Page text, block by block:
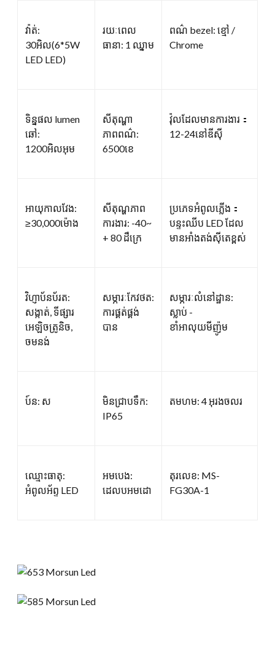
វ៉ាត់:
30អិល(6*5W
LED LED)
រយៈពេល
ធានា: 1 ឈ្នាម
ពណ៌ bezel: ខ្មៅ /
Chrome
ទិន្នផល lumen
ឆៅ:
1200អិលអុម
សីតុណ្ហា
ភាពពណ៌:
6500ខេ
វ៉ុលដែលមានការងារ：
12-24នៅឌីស៊ី
អាយុកាលវែង:
≥30,000ម៉ោង
សីតុណ្ហភាព
ការងារ: -40~
+ 80 ដឺក្រេ
ប្រភេទអំពូលភ្លើង：
បន្ទះឈីប LED ដែល
មានអាំងតង់ស៊ីតេខ្ពស់
វិហ្ញាប័នប័រត:
សង្កាត់, ទីផ្សារ
អេឡិចត្រូនិច,
ចមនង់
សម្ភារៈកែវថត:
ការផ្គត់ផ្គង់
បាន
សម្ភារៈលំនៅដ្ឋាន:
ស្លាប់ -
ខាំអាលុយមីញ៉ូម
ប៍ន: ស
មិនជ្រាបទឹក:
IP65
តមហម: 4 អុរងចលរ
ឈ្មោះធាតុ:
អំពូលអ័ព្ទ LED
អមបេង:
ដេលបអមដោ
តុរលេខ: MS-
FG30A-1